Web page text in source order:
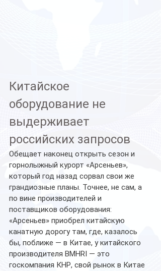
Китайское
оборудование не
выдерживает
российских запросов
Обещает наконец открыть сезон и
горнолыжный курорт «Арсеньев»,
который год назад сорвал свои же
грандиозные планы. Точнее, не сам, а
по вине производителей и
поставщиков оборудования:
«Арсеньев» приобрел китайскую
канатную дорогу там, где, казалось
бы, поближе — в Китае, у китайского
производителя BMHRI — это
госкомпания КНР, свой рынок в Китае